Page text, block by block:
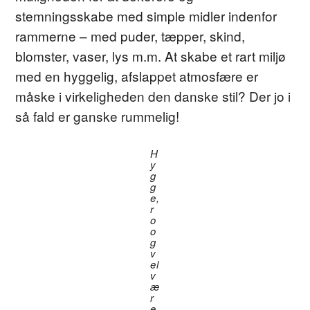
stemningsskabe med simple midler indenfor
rammerne – med puder, tæpper, skind,
blomster, vaser, lys m.m. At skabe et rart miljø
med en hyggelig, afslappet atmosfære er
måske i virkeligheden den danske stil? Der jo i
så fald er ganske rummelig!
H
y
g
g
e,
r
o
o
g
v
el
v
æ
r